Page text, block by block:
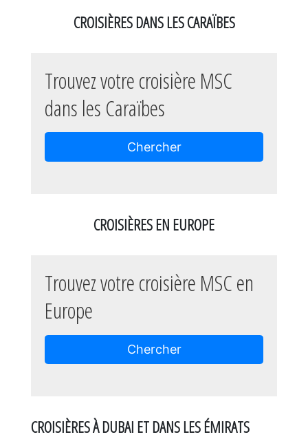
CROISIÈRES DANS LES CARAÏBES
Trouvez votre croisière MSC
dans les Caraïbes
Chercher
CROISIÈRESEN EUROPE
Trouvez votre croisière MSC en
Europe
Chercher
CROISIÈRES À DUBAI ET DANS LES ÉMIRATS